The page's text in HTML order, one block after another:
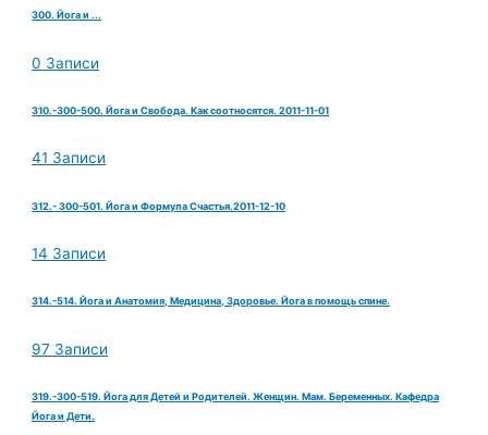
300. Йога и ...
0 Записи
310.-300-500. Йога и Свобода. Как соотносятся. 2011-11-01
41 Записи
312.- 300-501. Йога и Формула Счастья.2011-12-10
14 Записи
314.-514. Йога и Анатомия, Медицина, Здоровье. Йога в помощь спине.
97 Записи
319.-300-519. Йога для Детей и Родителей. Женщин. Мам. Беременных. Кафедра
Йога и Дети.